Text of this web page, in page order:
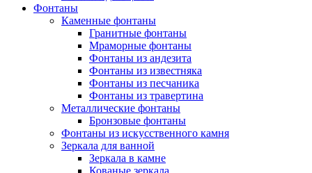
Фонтаны
Каменные фонтаны
Гранитные фонтаны
Мраморные фонтаны
Фонтаны из андезита
Фонтаны из известняка
Фонтаны из песчаника
Фонтаны из травертина
Металлические фонтаны
Бронзовые фонтаны
Фонтаны из искусственного камня
Зеркала для ванной
Зеркала в камне
Кованые зеркала